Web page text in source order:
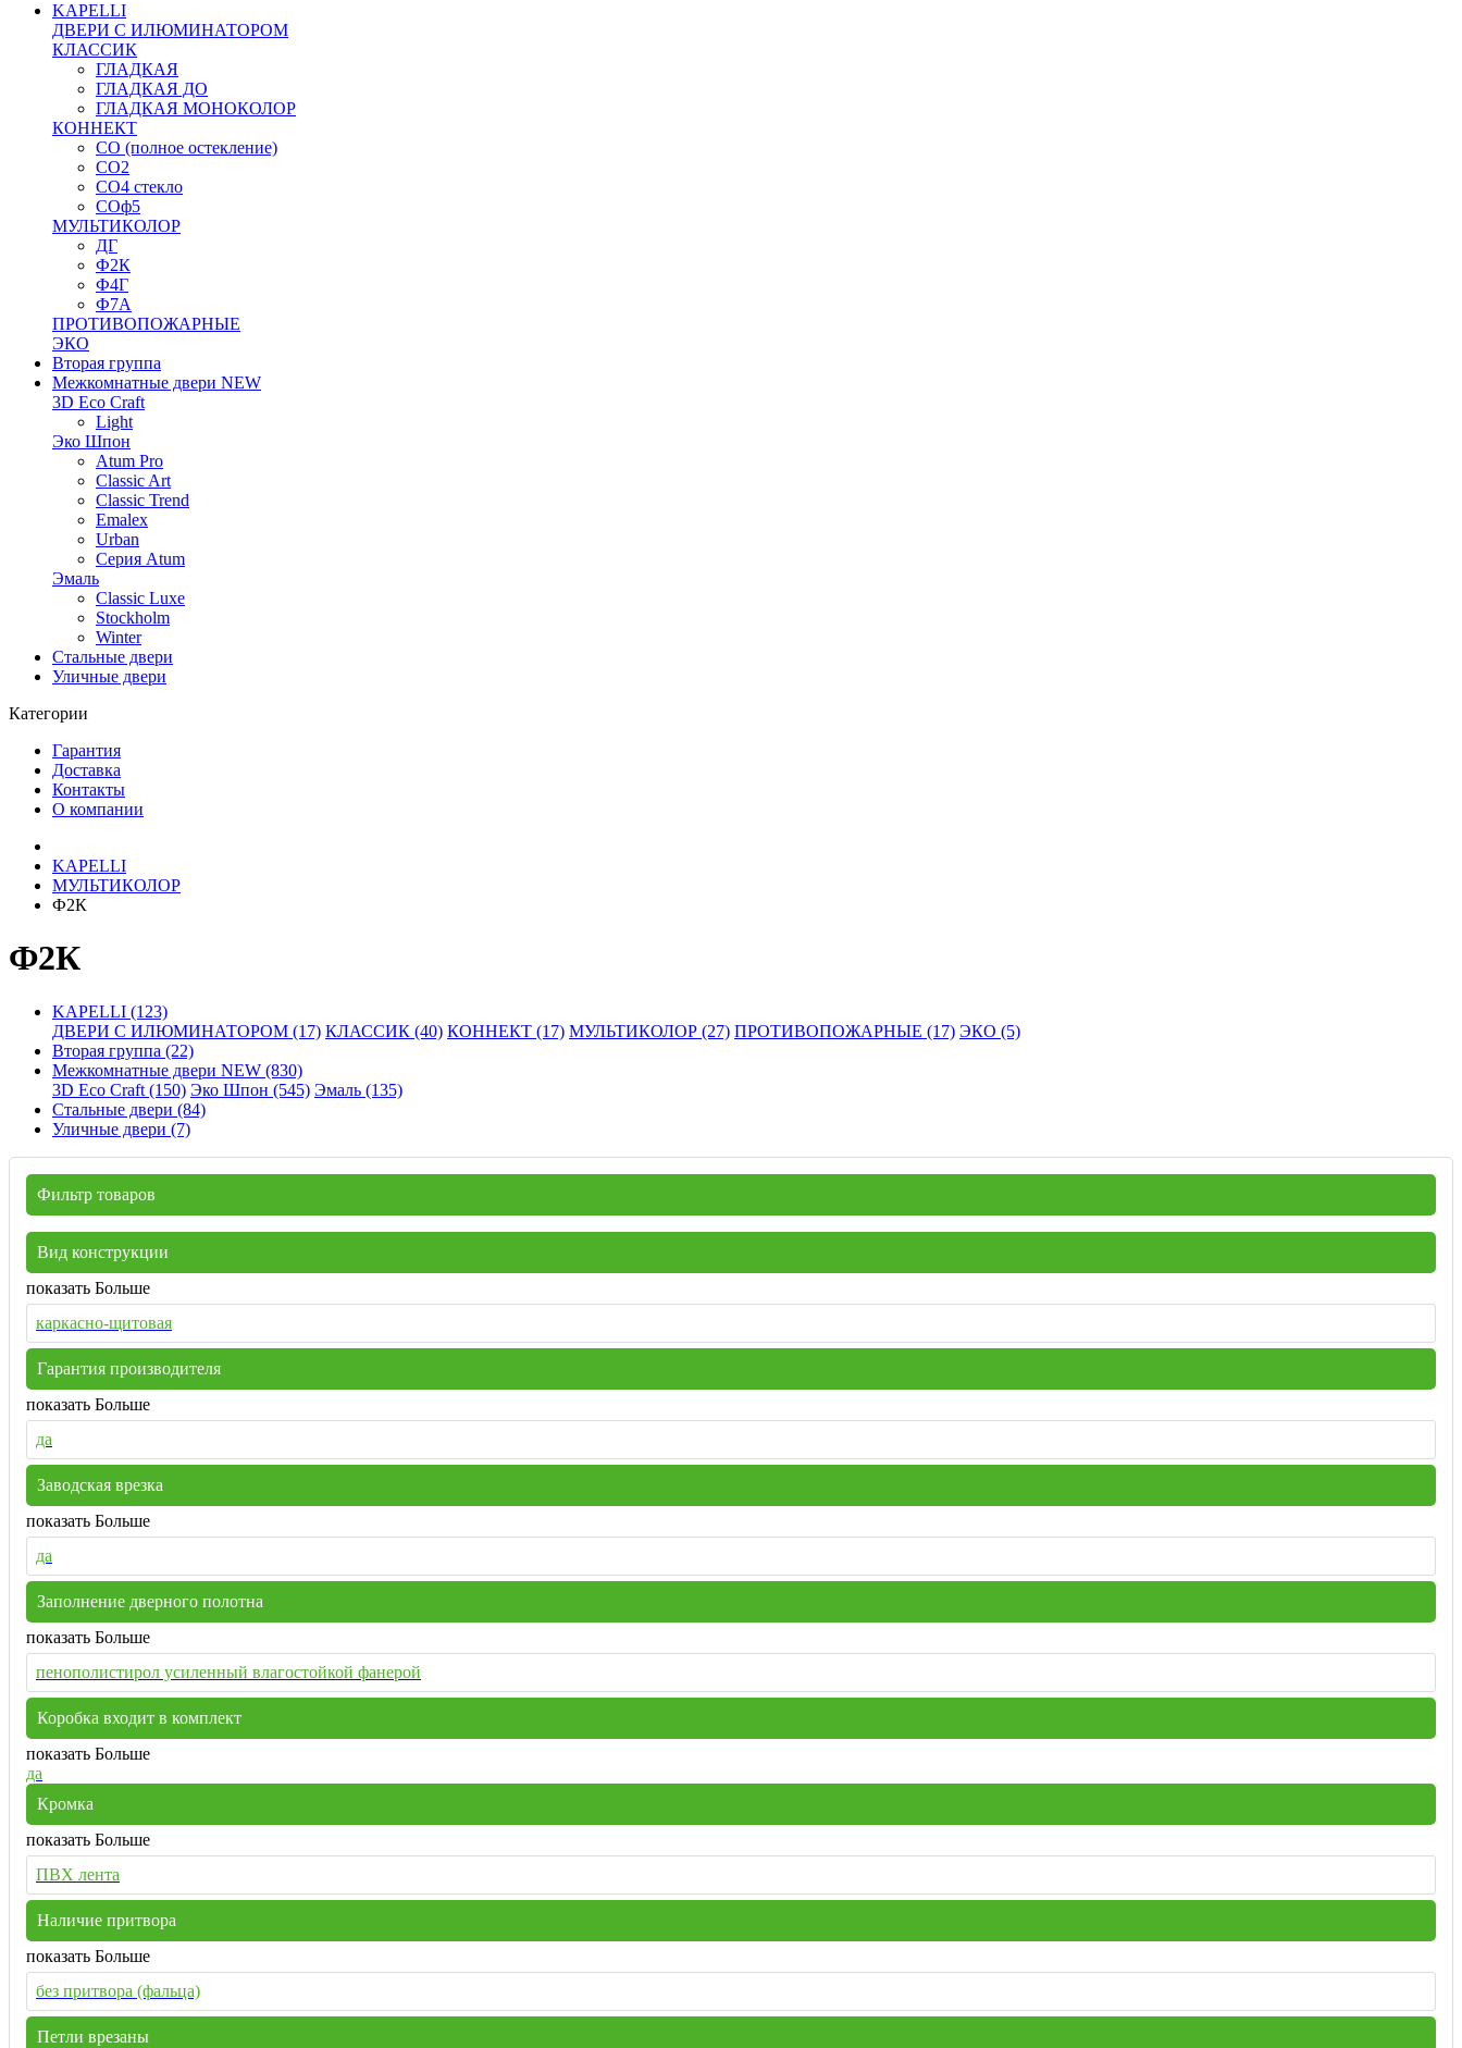
KAPELLI
ДВЕРИ С ИЛЮМИНАТОРОМ
КЛАССИК
ГЛАДКАЯ
ГЛАДКАЯ ДО
ГЛАДКАЯ МОНОКОЛОР
КОННЕКТ
СО (полное остекление)
СО2
СО4 стекло
СОф5
МУЛЬТИКОЛОР
ДГ
Ф2К
Ф4Г
Ф7А
ПРОТИВОПОЖАРНЫЕ
ЭКО
Вторая группа
Межкомнатные двери NEW
3D Eco Craft
Light
Эко Шпон
Atum Pro
Classic Art
Classic Trend
Emalex
Urban
Серия Atum
Эмаль
Classic Luxe
Stockholm
Winter
Стальные двери
Уличные двери
Категории
Гарантия
Доставка
Контакты
О компании
KAPELLI
МУЛЬТИКОЛОР
Ф2К
Ф2К
KAPELLI (123)
ДВЕРИ С ИЛЮМИНАТОРОМ (17) КЛАССИК (40) КОННЕКТ (17) МУЛЬТИКОЛОР (27) ПРОТИВОПОЖАРНЫЕ (17) ЭКО (5)
Вторая группа (22)
Межкомнатные двери NEW (830)
3D Eco Craft (150) Эко Шпон (545) Эмаль (135)
Стальные двери (84)
Уличные двери (7)
Фильтр товаров
Вид конструкции
показать Больше
каркасно-щитовая
Гарантия производителя
показать Больше
да
Заводская врезка
показать Больше
да
Заполнение дверного полотна
показать Больше
пенополистирол усиленный влагостойкой фанерой
Коробка входит в комплект
показать Больше
да
Кромка
показать Больше
ПВХ лента
Наличие притвора
показать Больше
без притвора (фальца)
Петли врезаны